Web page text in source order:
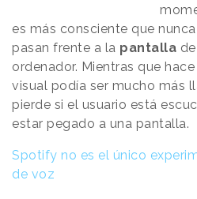
es más consciente que
pasan frente a la pantalla
ordenador. Mientras que
visual podía ser mucho más
pierde si el usuario está
estar pegado a una pantalla.
Spotify no es el único
de voz